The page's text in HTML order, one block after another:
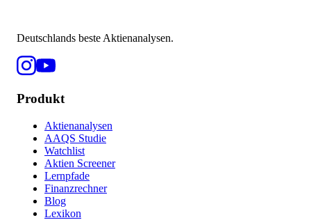
Deutschlands beste Aktienanalysen.
Produkt
Aktienanalysen
AAQS Studie
Watchlist
Aktien Screener
Lernpfade
Finanzrechner
Blog
Lexikon